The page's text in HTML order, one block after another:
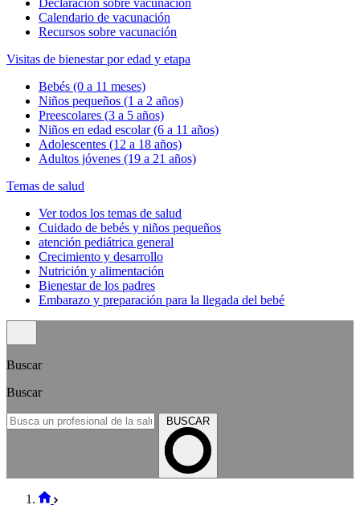
Calendario de vacunación
Recursos sobre vacunación
Visitas de bienestar por edad y etapa
Bebés (0 a 11 meses)
Niños pequeños (1 a 2 años)
Preescolares (3 a 5 años)
Niños en edad escolar (6 a 11 años)
Adolescentes (12 a 18 años)
Adultos jóvenes (19 a 21 años)
Temas de salud
Ver todos los temas de salud
Cuidado de bebés y niños pequeños
atención pediátrica general
Crecimiento y desarrollo
Nutrición y alimentación
Bienestar de los padres
Embarazo y preparación para la llegada del bebé
Buscar
Buscar
BUSCAR